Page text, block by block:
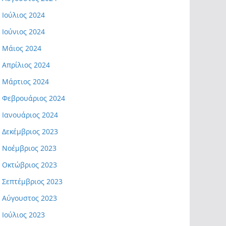
Ιούλιος 2024
Ιούνιος 2024
Μάιος 2024
Απρίλιος 2024
Μάρτιος 2024
Φεβρουάριος 2024
Ιανουάριος 2024
Δεκέμβριος 2023
Νοέμβριος 2023
Οκτώβριος 2023
Σεπτέμβριος 2023
Αύγουστος 2023
Ιούλιος 2023